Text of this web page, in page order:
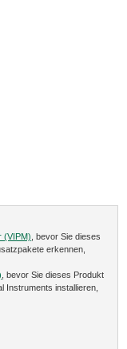
(VIPM) , bevor Sie dieses
erkennen,
, bevor Sie dieses Produkt
Instruments installieren,